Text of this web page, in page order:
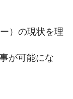
）の現状を理
が可能にな